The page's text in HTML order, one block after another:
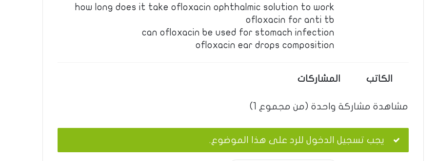
how long does it take ofloxacin ophthalmic solution to work
ofloxacin for anti tb
can ofloxacin be used for stomach infection
ofloxacin ear drops composition
الكاتب المشاركات
مشاهدة مشاركة واحدة (من مجموع 1)
يجب تسجيل الدخول للرد على هذا الموضوع.